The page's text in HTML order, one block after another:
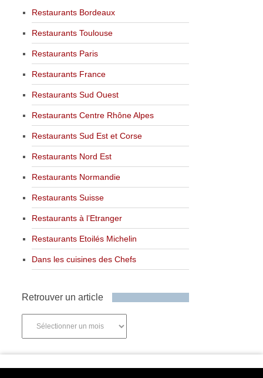
Restaurants Bordeaux
Restaurants Toulouse
Restaurants Paris
Restaurants France
Restaurants Sud Ouest
Restaurants Centre Rhône Alpes
Restaurants Sud Est et Corse
Restaurants Nord Est
Restaurants Normandie
Restaurants Suisse
Restaurants à l’Etranger
Restaurants Etoilés Michelin
Dans les cuisines des Chefs
Retrouver un article